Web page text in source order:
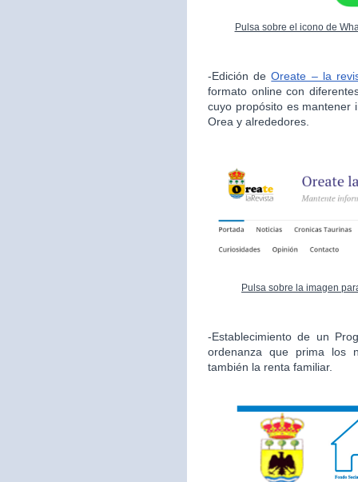
Pulsa sobre el icono de
-Edición deOreate – la
formato online con
cuyo propósito es mantener
Orea y alrededores.
Pulsa sobre la imagen
-Establecimiento de un
ordenanza que prima los
también la renta familiar.